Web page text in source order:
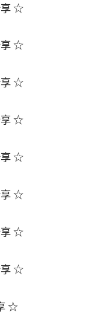
享 ☆
享 ☆
享 ☆
享 ☆
享 ☆
享 ☆
享 ☆
享 ☆
☆